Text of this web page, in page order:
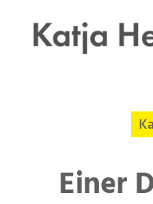
springen
Einer